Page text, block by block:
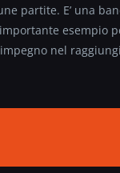
partite. E’ una
esempio
nel